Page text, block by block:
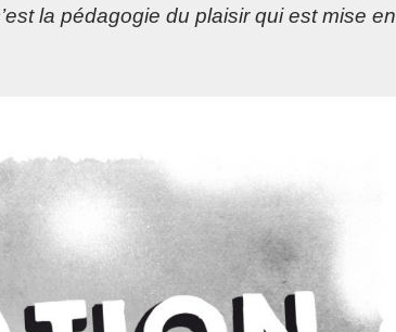
la pédagogie du plaisir qui est mise en